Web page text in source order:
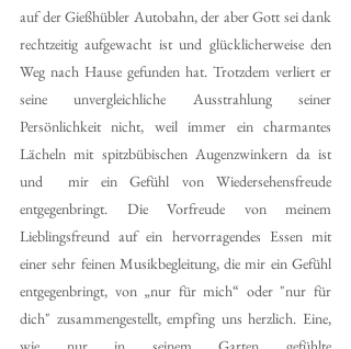
auf der Gießhübler Autobahn, der aber Gott sei dank
rechtzeitig aufgewacht ist und glücklicherweise den
Weg nach Hause gefunden hat. Trotzdem verliert er
seine unvergleichliche Ausstrahlung seiner
Persönlichkeit nicht, weil immer ein charmantes
Lächeln mit spitzbübischen Augenzwinkern da ist
und  mir ein Gefühl von Wiedersehensfreude
entgegenbringt. Die Vorfreude von meinem
Lieblingsfreund auf ein hervorragendes Essen mit
einer sehr feinen Musikbegleitung, die mir ein Gefühl
entgegenbringt, von „nur für mich“ oder "nur für
dich" zusammengestellt, empfing uns herzlich. Eine,